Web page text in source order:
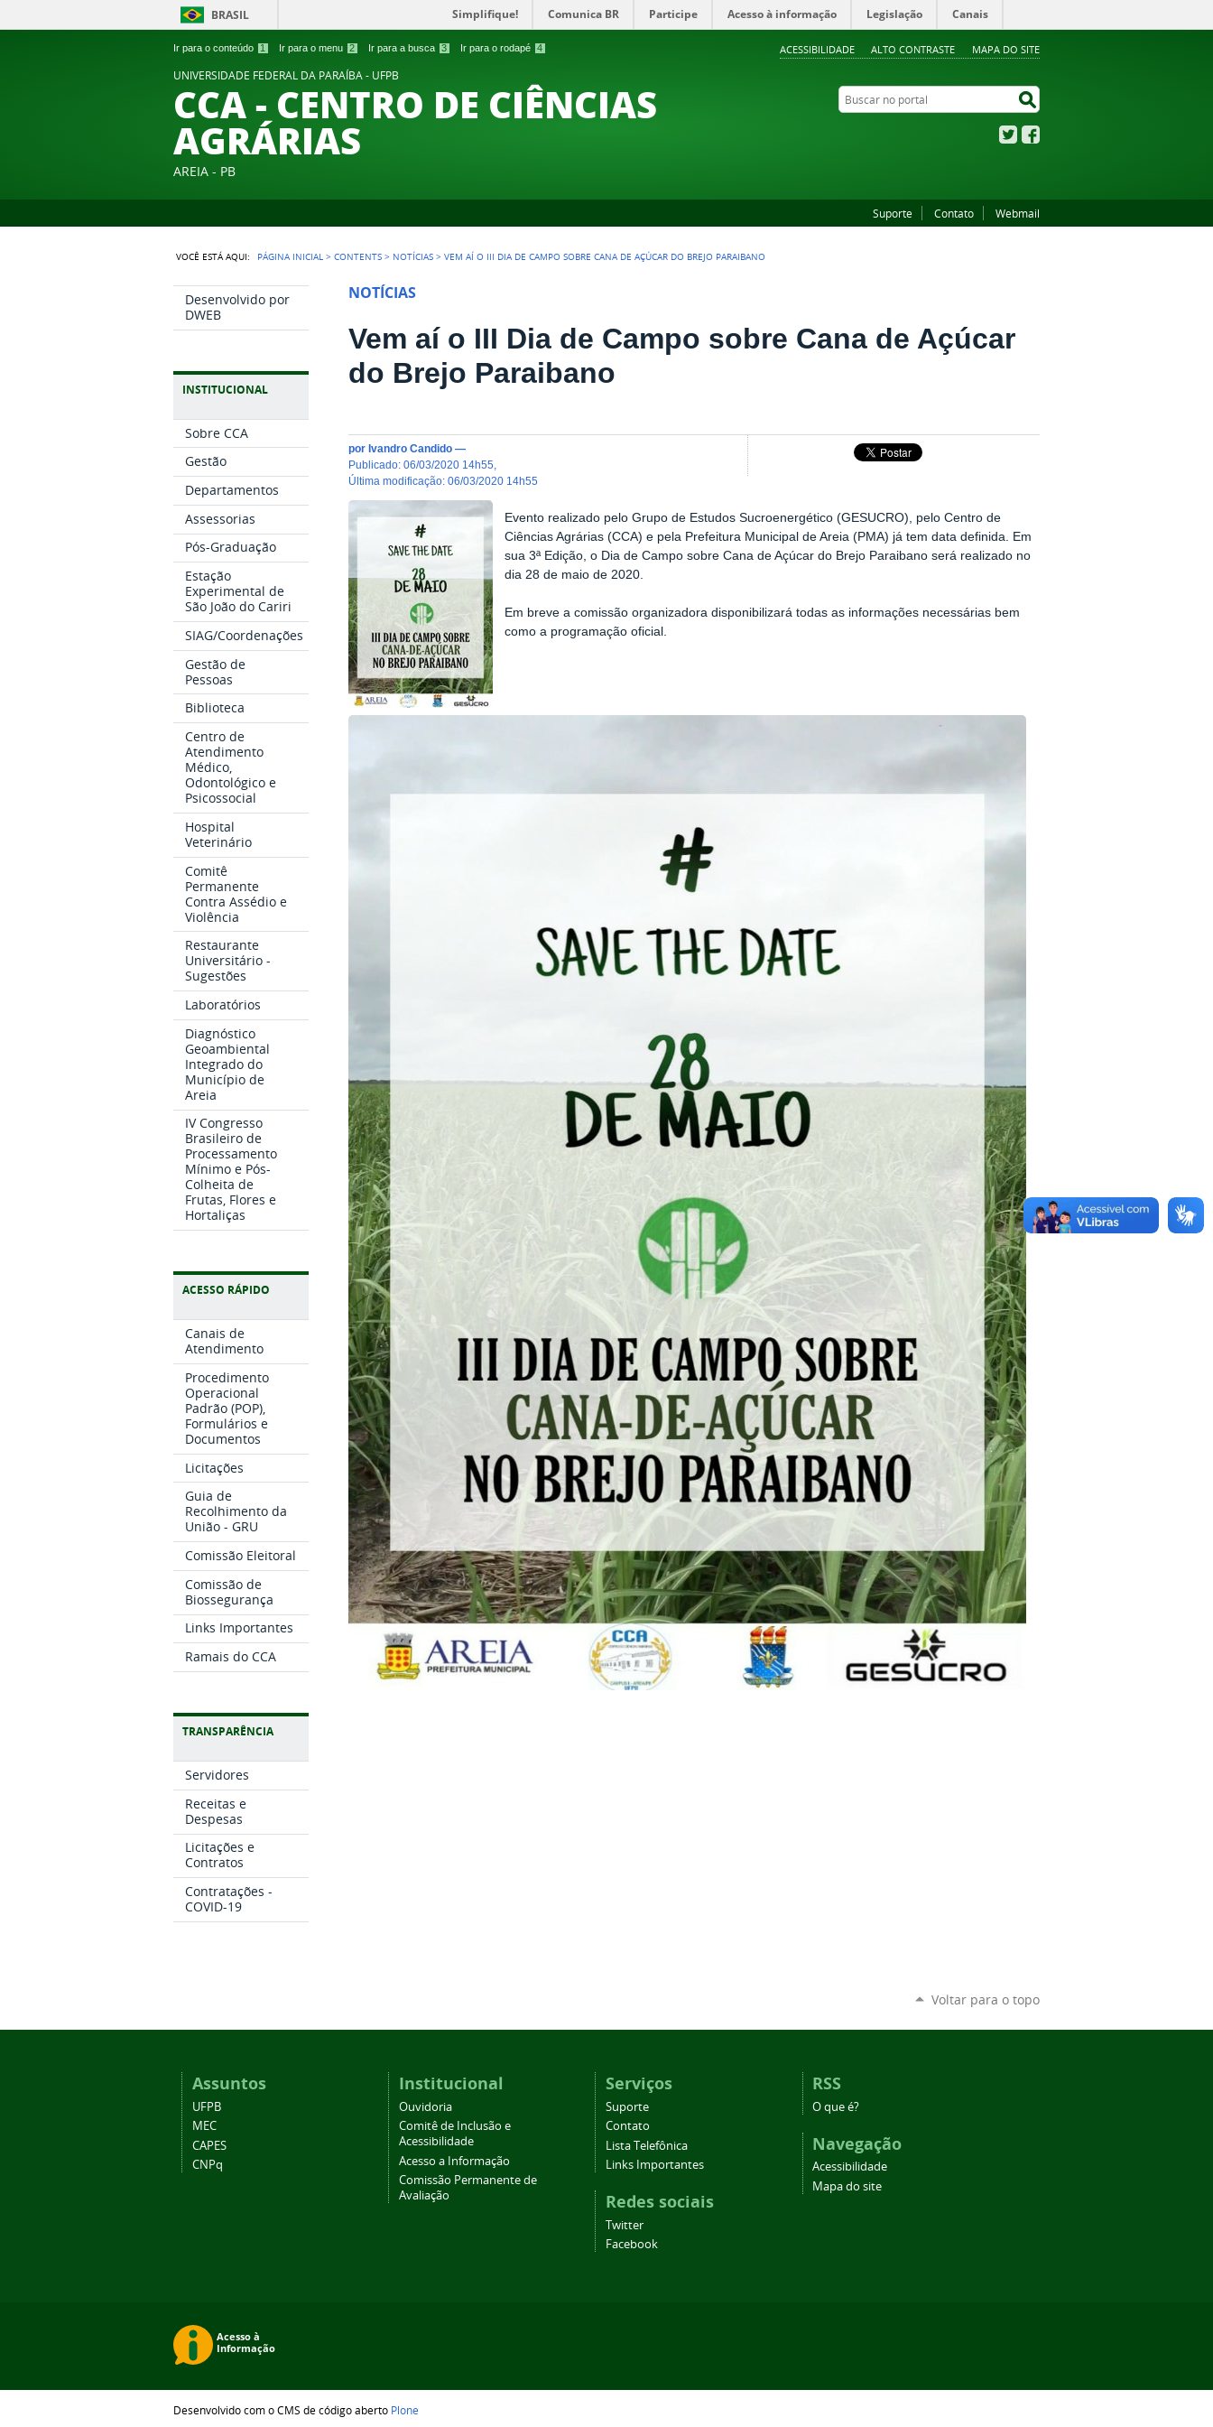
Ir para o conteúdo 1 Ir para o menu 2 Ir para a busca 3 Ir para o rodapé 4 ACESSIBILIDADE ALTO CONTRASTE MAPA DO SITE
BRASIL Simplifique! Comunica BR Participe Acesso à informação Legislação Canais
UNIVERSIDADE FEDERAL DA PARAÍBA - UFPB
CCA - CENTRO DE CIÊNCIAS
AGRÁRIAS
AREIA - PB
Buscar no portal
Twitter
Suporte Contato Webmail
VOCÊ ESTÁ AQUI: PÁGINA INICIAL >CONTENTS > NOTÍCIAS >VEM AÍ O III DIA DE CAMPO SOBRE CANA DE AÇÚCAR DO BREJO PARAIBANO
Desenvolvido por
DWEB
INSTITUCIONAL
Sobre CCA
Gestão
Departamentos
Assessorias
Pós-Graduação
Estação
Experimental de
São João do Cariri
SIAG/Coordenações
Gestão de
Pessoas
Biblioteca
Centro de
Atendimento
Médico,
Odontológico e
Psicossocial
Hospital
Veterinário
Comitê
Permanente
Contra Assédio e
Violência
Restaurante
Universitário -
Sugestões
Laboratórios
Diagnóstico
Geoambiental
Integrado do
Município de
Areia
IV Congresso
Brasileiro de
Processamento
Mínimo e Pós-
Colheita de
Frutas, Flores e
Hortaliças
ACESSO RÁPIDO
Canais de
Atendimento
Procedimento
Operacional
Padrão (POP),
Formulários e
Documentos
Licitações
Guia de
Recolhimento da
União - GRU
Comissão Eleitoral
Comissão de
Biossegurança
Links Importantes
Ramais do CCA
TRANSPARÊNCIA
Servidores
Receitas e
Despesas
Licitações e
Contratos
Contratações -
COVID-19
NOTÍCIAS
Vem aí o III Dia de Campo sobre Cana de Açúcar
do Brejo Paraibano
por Ivandro Candido —
publicado:06/03/2020 14h55
última modificação:06/03/2020 14h55
Evento realizado pelo Grupo de Estudos Sucroenergético (GESUCRO), pelo Centro de
Ciências Agrárias (CCA) e pela Prefeitura Municipal de Areia (PMA) já tem data definida. Em
sua 3ª Edição, o Dia de Campo sobre Cana de Açúcar do Brejo Paraibano será realizado no
dia 28 de maio de 2020.
Em breve a comissão organizadora disponibilizará todas as informações necessárias bem
como a programação oficial.
Voltar para o topo
Assuntos
UFPB
MEC
CAPES
CNPq
Institucional
Ouvidoria
Comitê de Inclusão e
Acessibilidade
Acesso a Informação
Comissão Permanente de
Avaliação
Serviços
Suporte
Contato
Lista Telefônica
Links Importantes
Redes sociais
Twitter
Facebook
RSS
O que é?
Navegação
Acessibilidade
Mapa do site
Desenvolvido com o CMS de código aberto Plone